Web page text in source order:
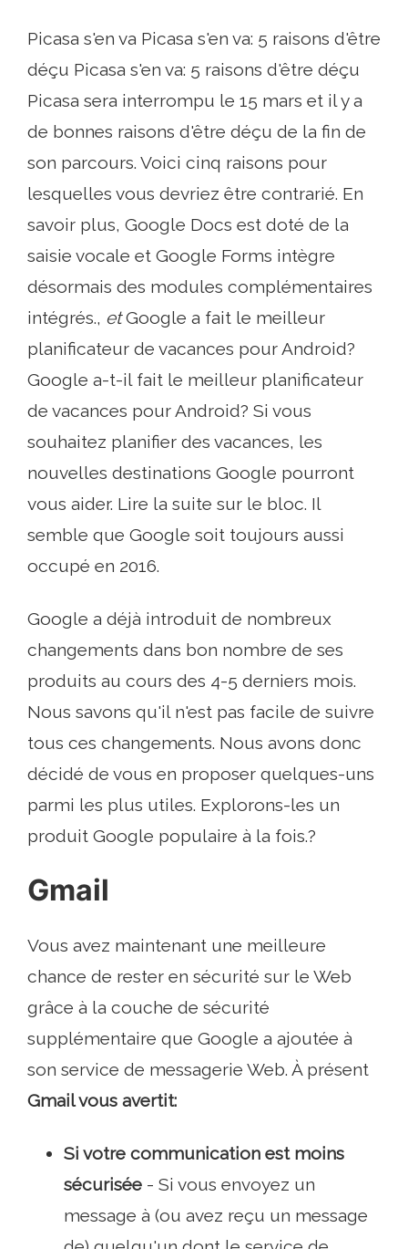
Picasa s'en va Picasa s'en va: 5 raisons d'être
déçu Picasa s'en va: 5 raisons d'être déçu
Picasa sera interrompu le 15 mars et il y a
de bonnes raisons d'être déçu de la fin de
son parcours. Voici cinq raisons pour
lesquelles vous devriez être contrarié. En
savoir plus, Google Docs est doté de la
saisie vocale et Google Forms intègre
désormais des modules complémentaires
intégrés., etGoogle a fait le meilleur
planificateur de vacances pour Android?
Google a-t-il fait le meilleur planificateur
de vacances pour Android? Si vous
souhaitez planifier des vacances, les
nouvelles destinations Google pourront
vous aider. Lire la suite sur le bloc. Il
semble que Google soit toujours aussi
occupé en 2016.
Google a déjà introduit de nombreux
changements dans bon nombre de ses
produits au cours des 4-5 derniers mois.
Nous savons qu'il n'est pas facile de suivre
tous ces changements. Nous avons donc
décidé de vous en proposer quelques-uns
parmi les plus utiles. Explorons-les un
produit Google populaire à la fois.?
Gmail
Vous avez maintenant une meilleure
chance de rester en sécurité sur le Web
grâce à la couche de sécurité
supplémentaire que Google a ajoutée à
son service de messagerie Web. À présent
Gmail vous avertit:
Si votre communication est moins
sécurisée - Si vous envoyez un
message à (ou avez reçu un message